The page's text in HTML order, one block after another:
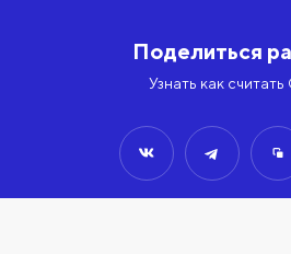
Поделиться
Узнать как считать